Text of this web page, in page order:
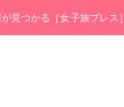
見つかる［女子旅プレス］